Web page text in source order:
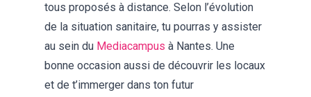
tous proposés à distance. Selon l’évolution
de la situation sanitaire, tu pourras y assister
au sein du Mediacampus à Nantes. Une
bonne occasion aussi de découvrir les locaux
et de t’immerger dans ton futur